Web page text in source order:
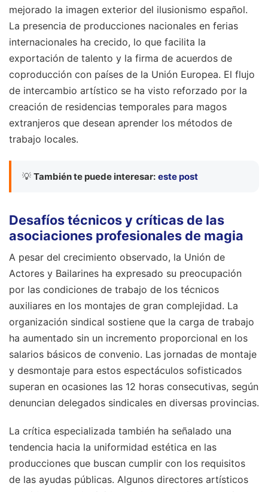
mejorado la imagen exterior del ilusionismo español.
La presencia de producciones nacionales en ferias
internacionales ha crecido, lo que facilita la
exportación de talento y la firma de acuerdos de
coproducción con países de la Unión Europea. El flujo
de intercambio artístico se ha visto reforzado por la
creación de residencias temporales para magos
extranjeros que desean aprender los métodos de
trabajo locales.
💡 También te puede interesar: este post
Desafíos técnicos y críticas de las
asociaciones profesionales de magia
A pesar del crecimiento observado, la Unión de
Actores y Bailarines ha expresado su preocupación
por las condiciones de trabajo de los técnicos
auxiliares en los montajes de gran complejidad. La
organización sindical sostiene que la carga de trabajo
ha aumentado sin un incremento proporcional en los
salarios básicos de convenio. Las jornadas de montaje
y desmontaje para estos espectáculos sofisticados
superan en ocasiones las 12 horas consecutivas, según
denuncian delegados sindicales en diversas provincias.
La crítica especializada también ha señalado una
tendencia hacia la uniformidad estética en las
producciones que buscan cumplir con los requisitos
de las ayudas públicas. Algunos directores artísticos